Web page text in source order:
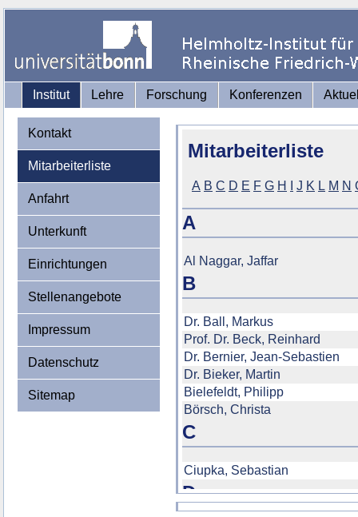
Institut Lehre Forschung Konferenzen
Kontakt
Mitarbeiterliste
Anfahrt
Unterkunft
Einrichtungen
Stellenangebote
Impressum
Datenschutz
Sitemap